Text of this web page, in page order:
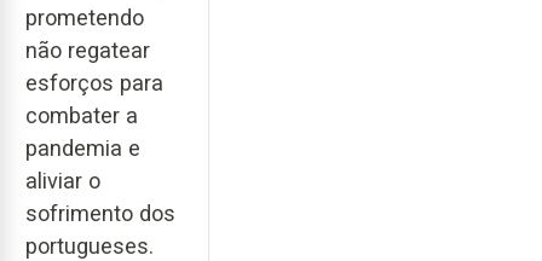
prometendo
não regatear
esforços para
combater a
pandemia e
aliviar o
sofrimento dos
portugueses.